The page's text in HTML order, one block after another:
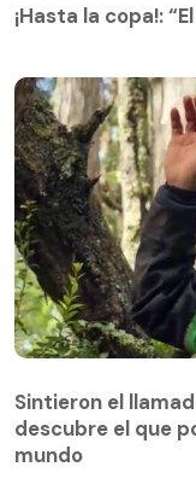
¡Hasta la copa!:
descubre el que
mundo
Sintieron el
descubre el que
mundo